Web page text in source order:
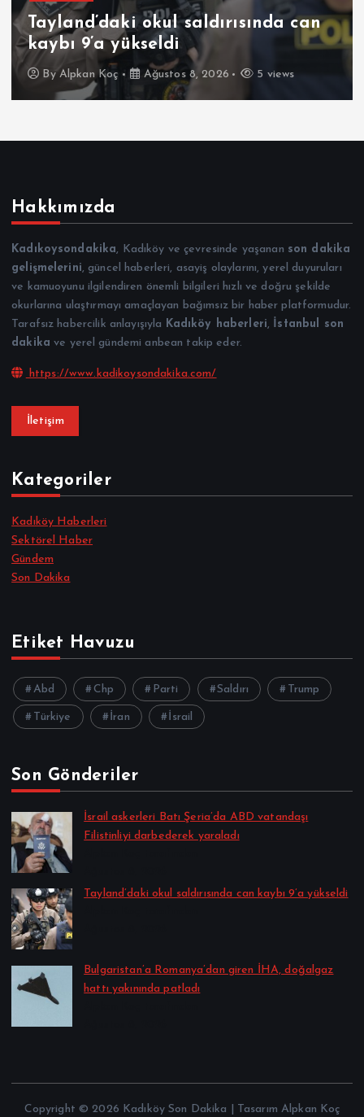
Tayland’daki okul saldırısında can
kaybı 9’a yükseldi
ByAlpkan Koç Ağustos 8, 2026 5 views
Hakkımızda
Kadıkoysondakika, Kadıköy ve çevresinde yaşanan son dakika
gelişmelerini, güncel haberleri, asayiş olaylarını, yerel duyuruları
ve kamuoyunu ilgilendiren önemli bilgileri hızlı ve doğru şekilde
okurlarına ulaştırmayı amaçlayan bağımsız bir haber platformudur.
Tarafsız habercilik anlayışıyla Kadıköy haberleri, İstanbul son
dakika ve yerel gündemi anbean takip eder.
https://www.kadikoysondakika.com/
İletişim
Kategoriler
Kadıköy Haberleri
Sektörel Haber
Gündem
Son Dakika
Etiket Havuzu
Abd Chp Parti Saldırı Trump
Türkiye İran İsrail
Son Gönderiler
İsrail askerleri Batı Şeria’da ABD vatandaşı
Filistinliyi darbederek yaraladı
Tayland’daki okul saldırısında can kaybı 9’a yükseldi
Bulgaristan’a Romanya’dan giren İHA, doğalgaz
hattı yakınında patladı
Copyright © 2026 Kadıköy Son Dakika | Tasarım Alpkan Koç